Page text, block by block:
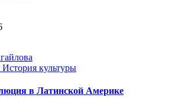
История культуры
в Латинской Америке